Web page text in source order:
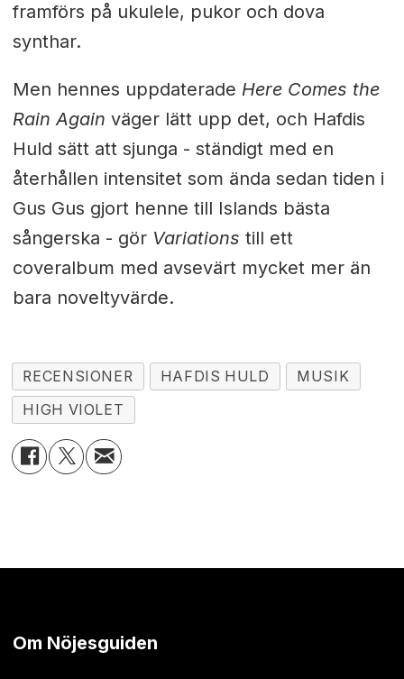
framförs på ukulele, pukor och dova
synthar.
Men hennes uppdaterade Here Comes the
Rain Again väger lätt upp det, och Hafdis
Huld sätt att sjunga - ständigt med en
återhållen intensitet som ända sedan tiden i
Gus Gus gjort henne till Islands bästa
sångerska - gör Variations till ett
coveralbum med avsevärt mycket mer än
bara noveltyvärde.
RECENSIONER HAFDIS HULD
MUSIK
HIGH VIOLET
Om Nöjesguiden